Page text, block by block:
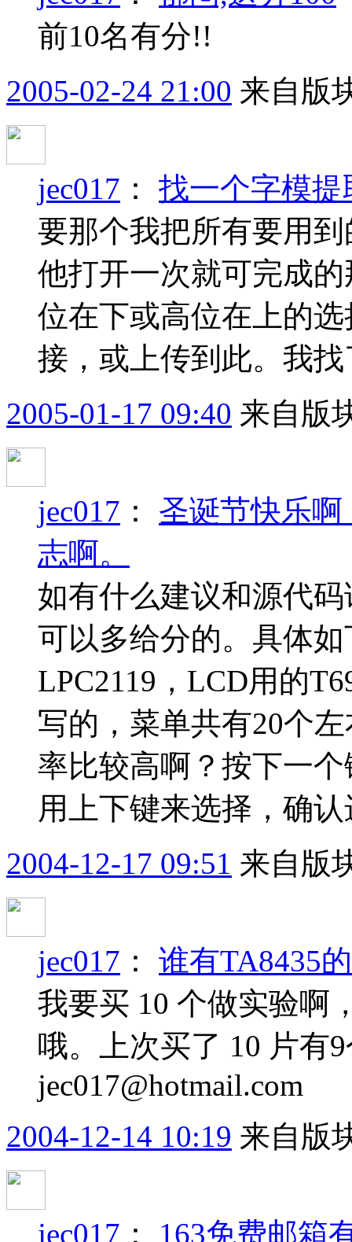
前10名有分!!
2005-02-24 21:00 来自版
jec017 ： 找一个字模提
要那个我把所有要用
他打开一次就可完成
位在下或高位在上的
接，或上传到此。我
2005-01-17 09:40 来自版
jec017 ： 圣诞节快乐啊
志啊。
如有什么建议和源代
可以多给分的。具体
LPC2119，LCD用的
写的，菜单共有20个
率比较高啊？按下一
用上下键来选择，确
2004-12-17 09:51 来自版
jec017 ： 谁有TA8435
我要买 10 个做实验啊
哦。上次买了 10 片有
jec017@hotmail.com
2004-12-14 10:19 来自版
jec017 ： 163免费邮箱